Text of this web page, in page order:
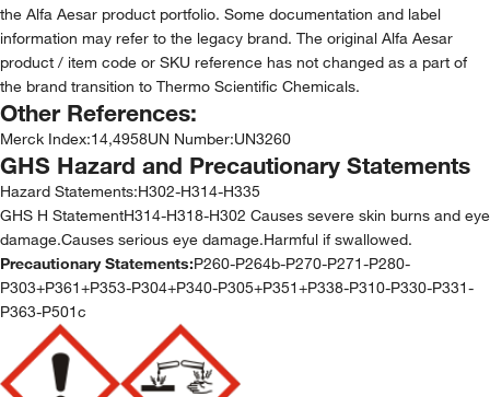
the Alfa Aesar product portfolio. Some documentation and label
information may refer to the legacy brand. The original Alfa Aesar
product / item code or SKU reference has not changed as a part of
the brand transition to Thermo Scientific Chemicals.
Other References:
Merck Index:14,4958UN Number:UN3260
GHS Hazard and Precautionary Statements
Hazard Statements:H302-H314-H335
GHS H StatementH314-H318-H302 Causes severe skin burns and eye
damage.Causes serious eye damage.Harmful if swallowed.
Precautionary Statements:P260-P264b-P270-P271-P280-
P303+P361+P353-P304+P340-P305+P351+P338-P310-P330-P331-
P363-P501c